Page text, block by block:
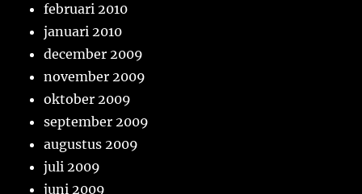
februari 2010
januari 2010
december 2009
november 2009
oktober 2009
september 2009
augustus 2009
juli 2009
juni 2009